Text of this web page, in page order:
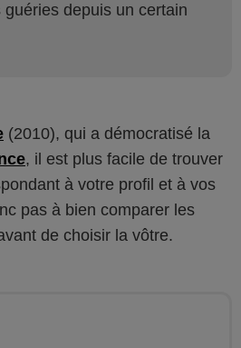
depuis un certain
(2010), qui a démocratisé la
, il est plus facile de trouver
à votre profil et à vos
pas à bien comparer les
de choisir la vôtre.